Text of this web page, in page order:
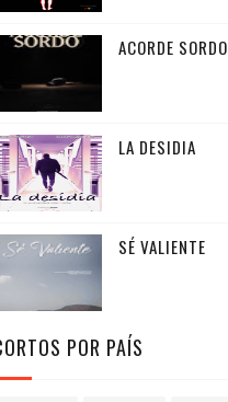
ACORDE SORDO
LA DESIDIA
SÉ VALIENTE
POR PAÍS